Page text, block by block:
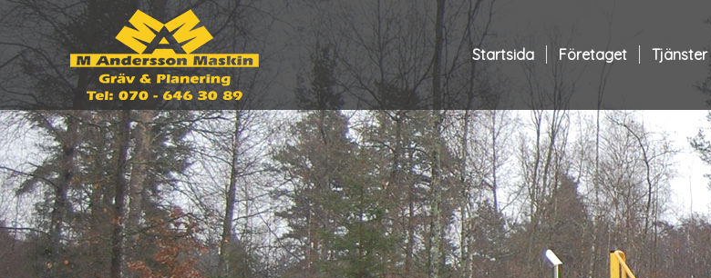
Startsida Företaget Tjänster